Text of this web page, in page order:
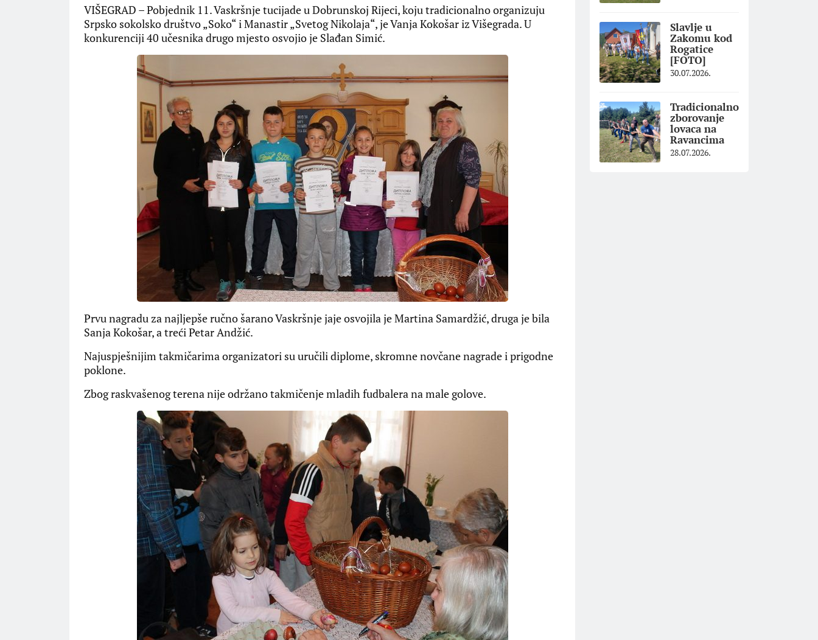
VIŠEGRAD – Pobjednik 11. Vaskršnje tucijade u Dobrunskoj Rijeci, koju tradicionalno organizuju
Srpsko sokolsko društvo „Soko“ i Manastir „Svetog Nikolaja“, je Vanja Kokošar iz Višegrada. U
konkurenciji 40 učesnika drugo mjesto osvojio je Slađan Simić.
Prvu nagradu za najljepše ručno šarano Vaskršnje jaje osvojila je Martina Samardžić, druga je bila
Sanja Kokošar, a treći Petar Andžić.
Najuspješnijim takmičarima organizatori su uručili diplome, skromne novčane nagrade i prigodne
poklone.
Zbog raskvašenog terena nije održano takmičenje mladih fudbalera na male golove.
Slavlje u
Zakomu kod
Rogatice
[FOTO]
30.07.2026.
Tradicionalno
zborovanje
lovaca na
Ravancima
28.07.2026.